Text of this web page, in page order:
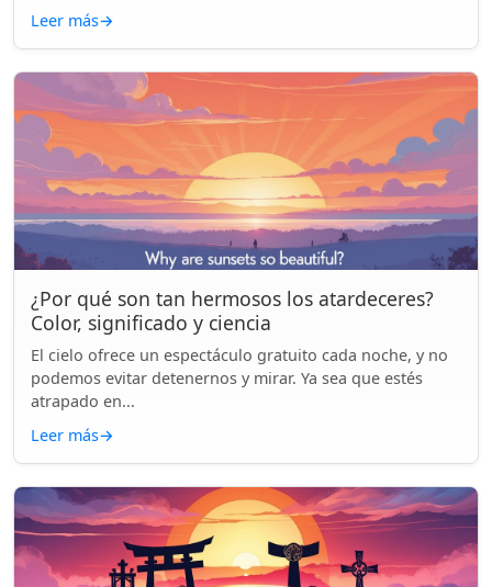
Leer más→
¿Por qué son tan hermosos los atardeceres?
Color, significado y ciencia
El cielo ofrece un espectáculo gratuito cada noche, y no
podemos evitar detenernos y mirar. Ya sea que estés
atrapado en...
Leer más→